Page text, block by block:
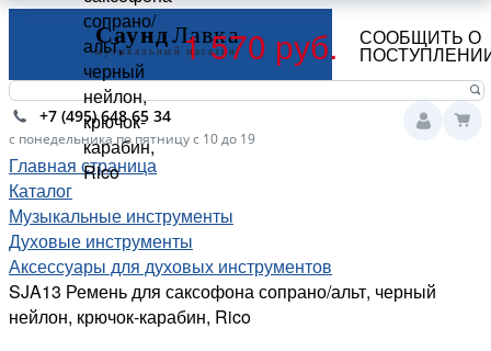
+7 (495) 648 65 34
с понедельника по пятницу с 10 до 19
Главная страница
Каталог
Музыкальные инструменты
Духовые инструменты
Аксессуары для духовых инструментов
SJA13 Ремень для саксофона сопрано/альт, черный
нейлон, крючок-карабин, Rico
сопрано/
альт,
черный
нейлон,
крючок-
карабин,
Rico
1 570 руб. СООБЩИТЬ О